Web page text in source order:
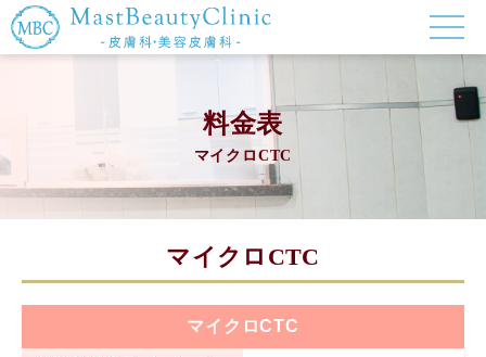
料金表
マイクロCTC
マイクロCTC
マイクロCTC